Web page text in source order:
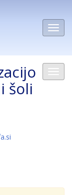
šoli